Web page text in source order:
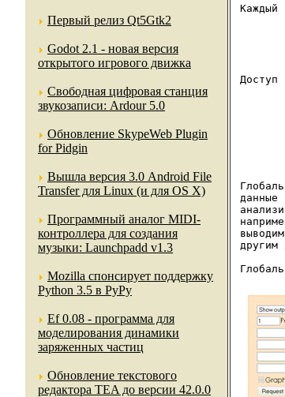
Первый релиз Qt5Gtk2
Godot 2.1 - новая версия
открытого игрового движка
Свободная цифровая станция
звукозаписи: Ardour 5.0
Обновление SkypeWeb Plugin
for Pidgin
Вышла версия 3.0 Android File
Transfer для Linux (и для OS X)
Программный аналог MIDI-
контроллера для создания
музыки: Launchpadd v1.3
Mozilla спонсирует поддержку
Python 3.5 в PyPy
Ef 0.08 - программа для
моделирования динамики
заряженных частиц
Обновление текстового
редактора TEA до версии 42.0.0
другим